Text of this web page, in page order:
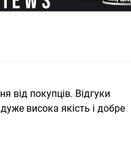
від покупців. Відгуки
висока якість і добре